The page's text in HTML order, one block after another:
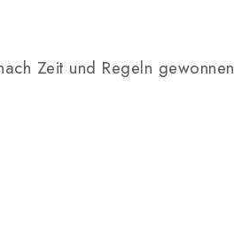
Zeit und Regeln gewonnen